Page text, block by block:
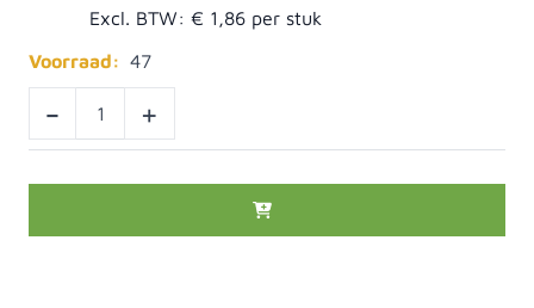
Excl. BTW: € 1,86
Voorraad: 47
- +